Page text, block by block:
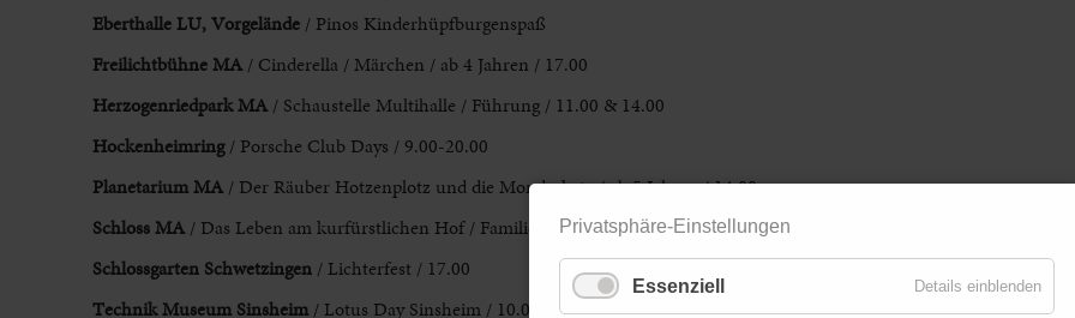
Eberthalle LU, Vorgelände/ Pinos Kinderhüpfburgenspaß
Freilichtbühne MA/ Cinderella / Märchen / ab 4 Jahren / 17.00
Herzogenriedpark MA/ Schaustelle Multihalle / Führung / 11.00 & 14.00
Hockenheimring/ Porsche Club Days / 9.00-20.00
Planetarium MA/ Der Räuber Hotzenplotz und die Mondrakete / ab 5 Jahren / 14.00
SchlossMA/ Das Leben am kurfürstlichen Hof / Familienführung / 14.30
Schlossgarten Schwetzingen / Lichterfest / 17.00
Technik Museum Sinsheim / Lotus Day Sinsheim / 10.00
Privatsphäre-Einstellungen
Essenziell Details einblenden